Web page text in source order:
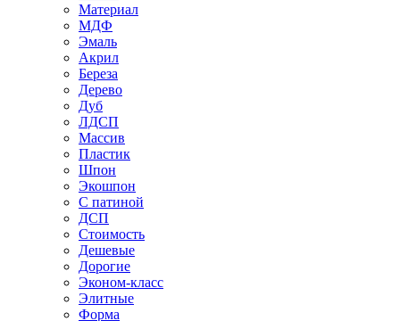
Материал
МДФ
Эмаль
Акрил
Береза
Дерево
Дуб
ЛДСП
Массив
Пластик
Шпон
Экошпон
С патиной
ДСП
Стоимость
Дешевые
Дорогие
Эконом-класс
Элитные
Форма